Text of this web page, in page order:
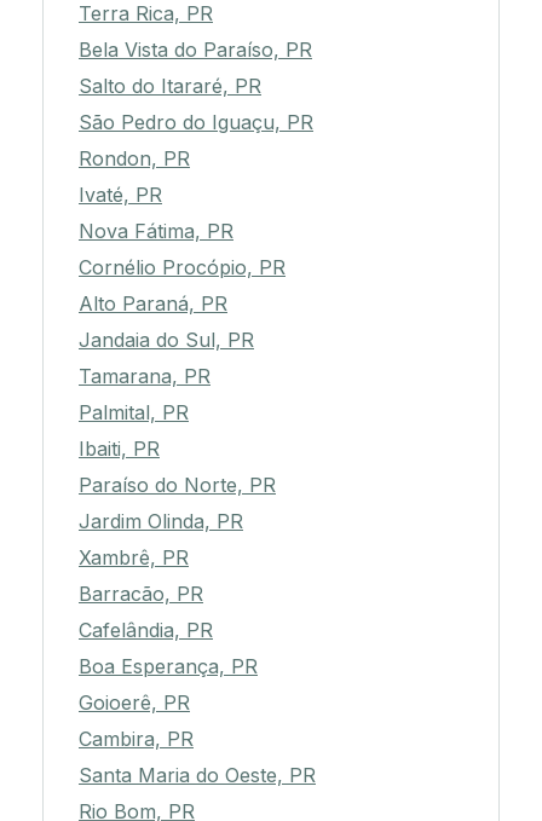
Terra Rica, PR
Bela Vista do Paraíso, PR
Salto do Itararé, PR
São Pedro do Iguaçu, PR
Rondon, PR
Ivaté, PR
Nova Fátima, PR
Cornélio Procópio, PR
Alto Paraná, PR
Jandaia do Sul, PR
Tamarana, PR
Palmital, PR
Ibaiti, PR
Paraíso do Norte, PR
Jardim Olinda, PR
Xambrê, PR
Barracão, PR
Cafelândia, PR
Boa Esperança, PR
Goioerê, PR
Cambira, PR
Santa Maria do Oeste, PR
Rio Bom, PR